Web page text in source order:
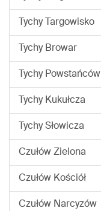
Tychy Targowisko
Tychy Browar
Tychy Powstańców
Tychy Kukułcza
Tychy Słowicza
Czułów Zielona
Czułów Kościół
Czułów Narcyzów